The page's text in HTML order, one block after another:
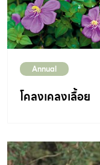
Annual
โคลงเคลงเลื้อย